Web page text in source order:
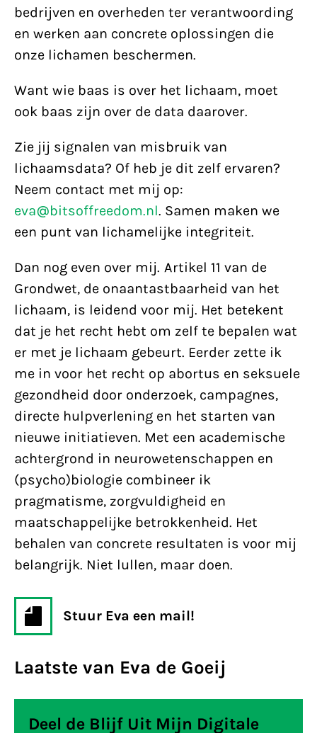
bedrijven en overheden ter verantwoording
en werken aan concrete oplossingen die
onze lichamen beschermen.
Want wie baas is over het lichaam, moet
ook baas zijn over de data daarover.
Zie jij signalen van misbruik van
lichaamsdata? Of heb je dit zelf ervaren?
Neem contact met mij op:
eva@bitsoffreedom.nl. Samen maken we
een punt van lichamelijke integriteit.
Dan nog even over mij. Artikel 11 van de
Grondwet, de onaantastbaarheid van het
lichaam, is leidend voor mij. Het betekent
dat je het recht hebt om zelf te bepalen wat
er met je lichaam gebeurt. Eerder zette ik
me in voor het recht op abortus en seksuele
gezondheid door onderzoek, campagnes,
directe hulpverlening en het starten van
nieuwe initiatieven. Met een academische
achtergrond in neurowetenschappen en
(psycho)biologie combineer ik
pragmatisme, zorgvuldigheid en
maatschappelijke betrokkenheid. Het
behalen van concrete resultaten is voor mij
belangrijk. Niet lullen, maar doen.
Stuur Eva een mail!
Laatste van Eva de Goeij
Deel de Blijf Uit Mijn Digitale